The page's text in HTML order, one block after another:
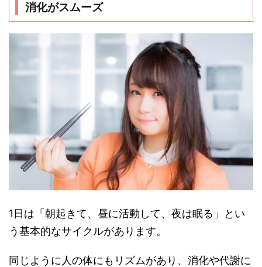
消化がスムーズ
1日は「朝起きて、昼に活動して、夜は眠る」とい
う基本的なサイクルがあります。
同じように人の体にもリズムがあり、消化や代謝に